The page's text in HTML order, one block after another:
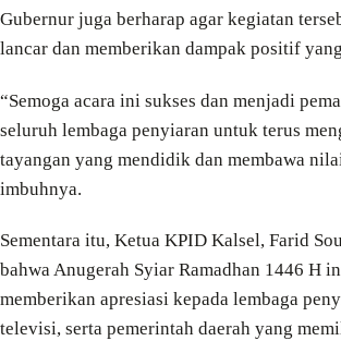
Gubernur juga berharap agar kegiatan
lancar dan memberikan dampak positif
“Semoga acara ini sukses dan menjadi
seluruh lembaga penyiaran untuk terus
tayangan yang mendidik dan membawa
imbuhnya.
Sementara itu, Ketua KPID Kalsel, Farid
bahwa Anugerah Syiar Ramadhan 1446 H
memberikan apresiasi kepada lembaga
televisi, serta pemerintah daerah yang